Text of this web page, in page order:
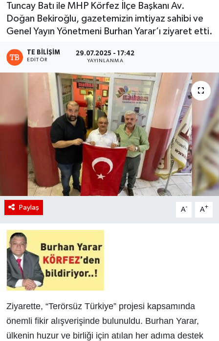
Tuncay Batı ile MHP Körfez İlçe Başkanı Av.
Doğan Bekiroğlu, gazetemizin imtiyaz sahibi ve
Genel Yayın Yönetmeni Burhan Yarar’ı ziyaret etti.
TE BILIŞIM
EDITÖR
29.07.2025 - 17:42
YAYINLANMA
Paylaş A- A+
Ziyarette, “Terörsüz Türkiye” projesi kapsamında
önemli fikir alışverişinde bulunuldu. Burhan Yarar,
ülkenin huzur ve birliği için atılan her adıma destek